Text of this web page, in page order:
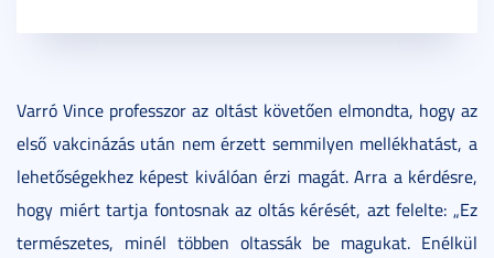
Varró Vince professzor az oltást követően elmondta, hogy az
első vakcinázás után nem érzett semmilyen mellékhatást, a
lehetőségekhez képest kiválóan érzi magát. Arra a kérdésre,
hogy miért tartja fontosnak az oltás kérését, azt felelte: „Ez
természetes, minél többen oltassák be magukat. Enélkül